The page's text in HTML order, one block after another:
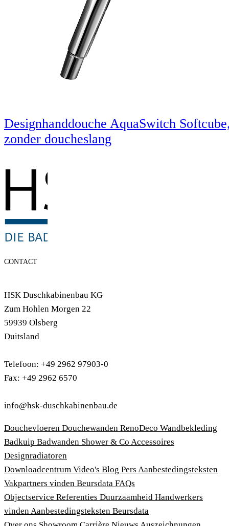
Designhanddouche AquaSwitch
zonder doucheslang
CONTACT
HSK Duschkabinenbau KG
Zum Hohlen Morgen 22
59939 Olsberg
Duitsland
Telefoon: +49 2962 97903-0
Fax: +49 2962 6570
info@hsk-duschkabinenbau.de
Douchevloeren Douchewanden RenoDeco Wandbekleding
Badkuip Badwanden Shower & Co Accessoires
Designradiatoren
Downloadcentrum Video's Blog Pers Aanbestedingsteksten
Vakpartners vinden Beursdata FAQs
Objectservice Referenties Duurzaamheid Handwerkers
vinden Aanbestedingsteksten Beursdata